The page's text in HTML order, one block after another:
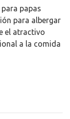
papas
para albergar
el atractivo
a la comida